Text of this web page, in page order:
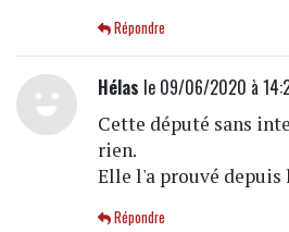
Répondre
Hélas le 09/06/2020 à
Cette député sans
rien.
Elle l'a prouvé depuis
Répondre